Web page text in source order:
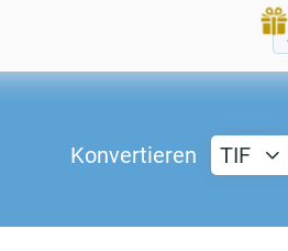
Konvertieren TIF